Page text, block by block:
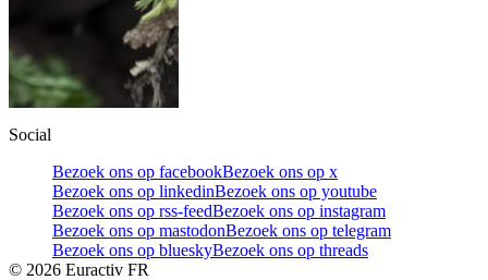
Social
Bezoek ons op facebookBezoek ons op x
Bezoek ons op linkedinBezoek ons op youtube
Bezoek ons op rss-feedBezoek ons op instagram
Bezoek ons op mastodonBezoek ons op telegram
Bezoek ons op blueskyBezoek ons op threads
© 2026 Euractiv FR